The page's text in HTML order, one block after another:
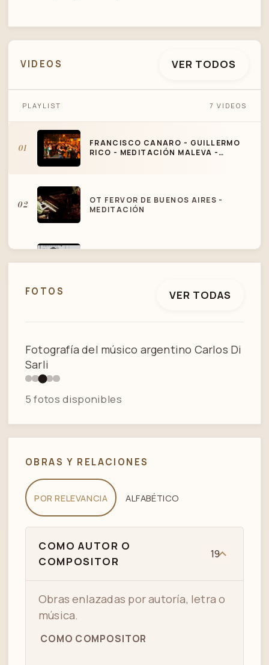
VIDEOS VER TODOS
MEDITACIÓN MALEVA - TANGO
PLAYLIST 7 VIDEOS
01
FRANCISCO CANARO - GUILLERMO
RICO - MEDITACIÓN MALEVA -
02
OT FERVOR DE BUENOS AIRES -
MEDITACIÓN
03
05
SEBASTIAN JIMÉNEZ Y MARÍA INÉS
07 NO ME PREGUNTEN POR QUE
FOTOS VER TODAS
Fotografía del músico argentino Carlos Di
Sarli
5 fotos disponibles
OBRAS Y RELACIONES
POR RELEVANCIA ALFABÉTICO
COMO AUTOR O
COMPOSITOR
19
Obras enlazadas por autoría, letra o
música.
COMO COMPOSITOR